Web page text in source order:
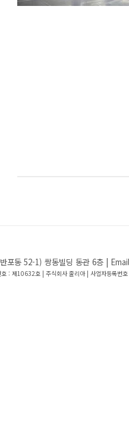
반포동 52-1) 쌍동빌딩 동관 6층 |
호 : 제10632호 | 주식회사 줄리아 | 사업자등록번